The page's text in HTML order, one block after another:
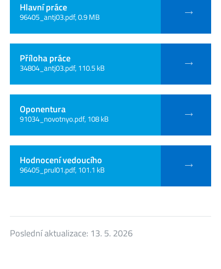
Hlavní práce
96405_antj03.pdf, 0.9 MB
Příloha práce
34804_antj03.pdf, 110.5 kB
Oponentura
91034_novotnyo.pdf, 108 kB
Hodnocení vedoucího
96405_prul01.pdf, 101.1 kB
Poslední aktualizace: 13. 5. 2026